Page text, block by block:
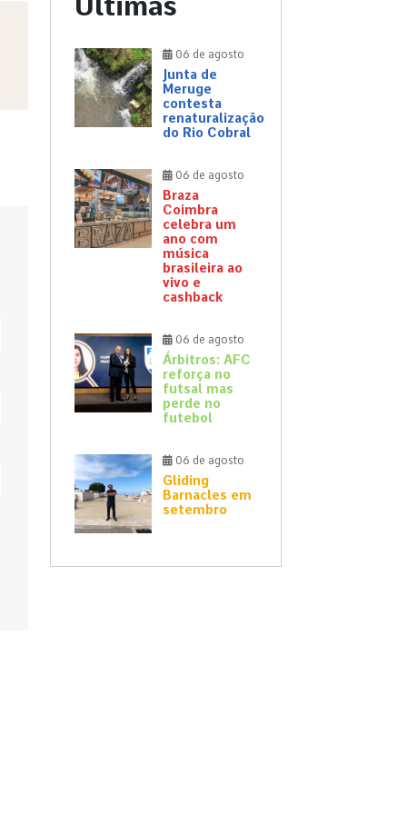
06 de agosto
Junta de
Meruge
contesta
renaturalização
do Rio Cobral
06 de agosto
Braza
Coimbra
celebra um
ano com
música
brasileira ao
vivo e
cashback
06 de agosto
Árbitros: AFC
reforça no
futsal mas
perde no
futebol
06 de agosto
Gliding
Barnacles em
setembro